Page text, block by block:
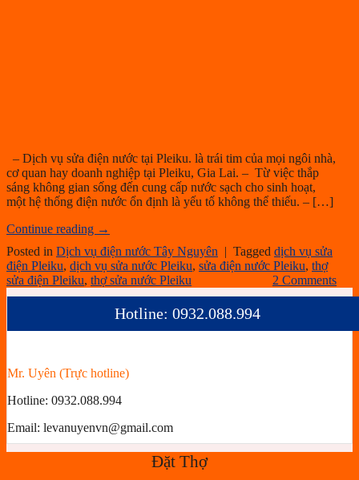
– Dịch vụ sửa điện nước tại Pleiku. là trái tim của mọi ngôi nhà,
cơ quan hay doanh nghiệp tại Pleiku, Gia Lai. – Từ việc thắp
sáng không gian sống đến cung cấp nước sạch cho sinh hoạt,
một hệ thống điện nước ổn định là yếu tố không thể thiếu. – […]
Continue reading →
Posted in Dịch vụ điện nước Tây Nguyên | Tagged dịch vụ sửa
điện Pleiku, dịch vụ sửa nước Pleiku, sửa điện nước Pleiku, thợ
sửa điện Pleiku, thợ sửa nước Pleiku 2 Comments
Hotline: 0932.088.994
Mr. Uyên (Trực hotline)
Hotline: 0932.088.994
Email: levanuyenvn@gmail.com
Đặt Thợ